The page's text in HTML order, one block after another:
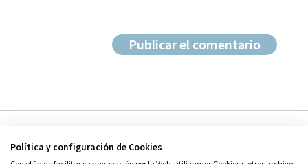
Política y configuración de Cookies